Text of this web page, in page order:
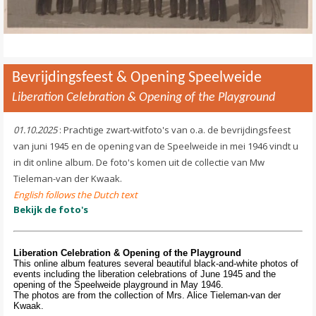
Bevrijdingsfeest & Opening Speelweide
Liberation Celebration & Opening of the Playground
01.10.2025: Prachtige zwart-witfoto's van o.a. de bevrijdingsfeest
van juni 1945 en de opening van de Speelweide in mei 1946 vindt u
in dit online album. De foto's komen uit de collectie van Mw
Tieleman-van der Kwaak.
English follows the Dutch text
Bekijk de foto's
Liberation Celebration & Opening of the Playground
This online album features several beautiful black-and-white photos of
events including the liberation celebrations of June 1945 and the
opening of the Speelweide playground in May 1946.
The photos are from the collection of Mrs. Alice Tieleman-van der
Kwaak.